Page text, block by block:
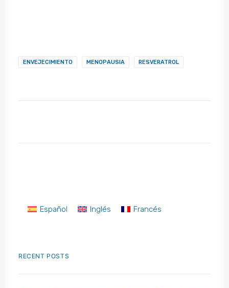
ENVEJECIMIENTO MENOPAUSIA RESVERATROL
Español Inglés Francés
RECENT POSTS